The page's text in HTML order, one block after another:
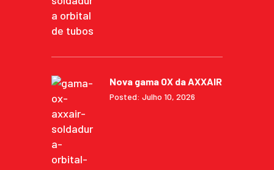
Nova gama OX da AXXAIR
Posted: Julho 10, 2026